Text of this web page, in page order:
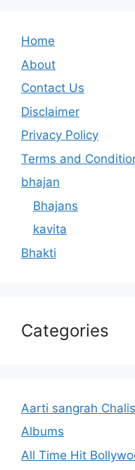
Home
About
Contact Us
Disclaimer
Privacy Policy
Terms and
bhajan
Bhajans
kavita
Bhakti
Categories
Aarti sangrah
Albums
All Time Hit